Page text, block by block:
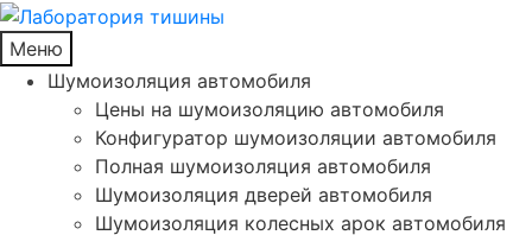
Меню
Шумоизоляция автомобиля
Цены на шумоизоляцию автомобиля
Конфигуратор шумоизоляции автомобиля
Полная шумоизоляция автомобиля
Шумоизоляция дверей автомобиля
Шумоизоляция колесных арок автомобиля